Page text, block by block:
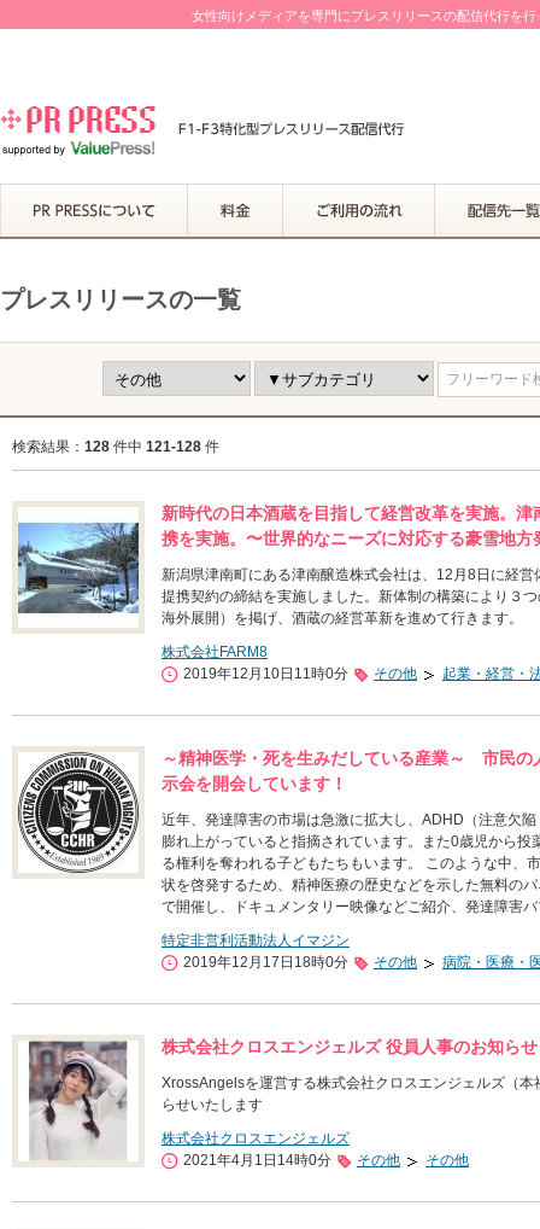
女性向けメディアを専門にプレスリリースの配信代行を
プレスリリースの一覧
フリーワード
検索結果： 128 件中 121-128 件
新時代の日本酒蔵を目指して経営改革を実施。
携を実施。〜世界的なニーズに対応する豪雪地
新潟県津南町にある津南醸造株式会社は、12月8日に経
提携契約の締結を実施しました。新体制の構築により３
海外展開）を掲げ、酒蔵の経営革新を進めて行きます。
株式会社FARM8
2019年12月10日11時0分
その他 起業・経営・
～精神医学・死を生みだしている産業～ 市民
示会を開会しています！
近年、発達障害の市場は急激に拡大し、ADHD（注意欠
膨れ上がっていると指摘されています。また0歳児から
る権利を奪われる子どもたちもいます。 このような中、
状を啓発するため、精神医療の歴史などを示した無料の
で開催し、ドキュメンタリー映像などご紹介、発達障害
特定非営利活動法人イマジン
2019年12月17日18時0分
その他 病院・医療・
株式会社クロスエンジェルズ 役員人事のお知らせ
XrossAngelsを運営する株式会社クロスエンジェルズ（
らせいたします
株式会社クロスエンジェルズ
2021年4月1日14時0分
その他 その他